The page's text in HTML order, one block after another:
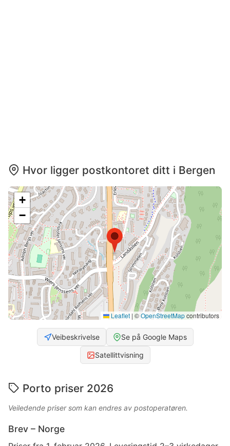
Hvor ligger postkontoret ditt i Bergen
+
−
Leaflet | ©OpenStreetMapcontributors
Veibeskrivelse Se på Google Maps
Satellittvisning
Porto priser 2026
Veiledende priser som kan endres av postoperatøren.
Brev – Norge